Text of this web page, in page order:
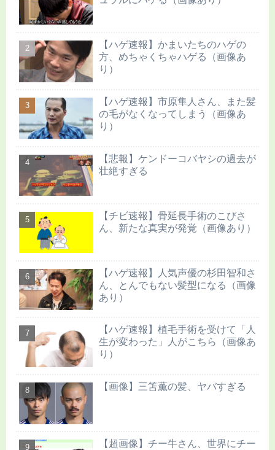
【ハゲ速報】かまいたちのハゲの
方、めちゃくちゃハゲる（画像あ
り）
【ハゲ速報】市原隼人さん、また髪
の毛がなくなってしまう（画像あ
り）
【悲報】ケンドーコバヤシの過去が
壮絶すぎる
【チビ速報】骨延長手術のこびさ
ん、新たな真実が発覚（画像あり）
【ハゲ速報】人気声優の杉田智和さ
ん、とんでもない髪型になる（画像
あり）
【ハゲ速報】植毛手術を受けて「人
生が変わった」人がこちら（画像あ
り）
【画像】三笘薫の髪、ヤバすぎる
【超画像】チー牛さん、世界にチー